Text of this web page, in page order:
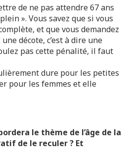
de ne pas attendre 67 ans
». Vous savez que si vous
et que vous demandez
décote, c’est à dire une
pas cette pénalité, il faut
dure pour les petites
pour les femmes et elle
le thème de l’âge de la
de le reculer ? Et